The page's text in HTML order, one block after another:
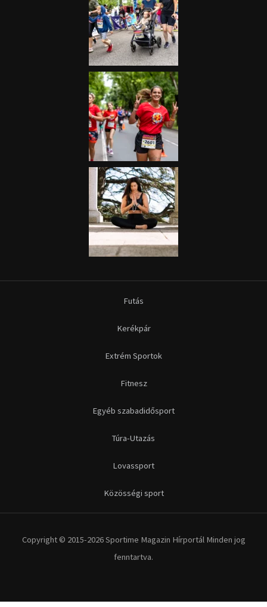
Futás
Kerékpár
Extrém Sportok
Fitnesz
Egyéb szabadidősport
Túra-Utazás
Lovassport
Közösségi sport
Copyright © 2015-2026 Sportime Magazin Hírportál Minden jog
fenntartva.